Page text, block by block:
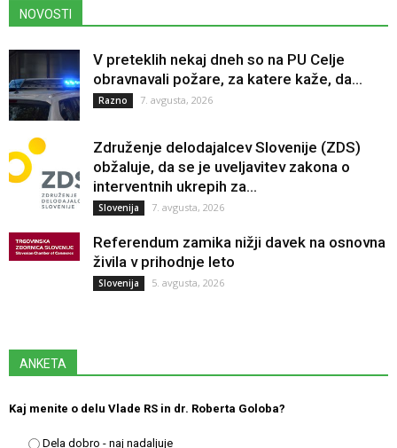
NOVOSTI
V preteklih nekaj dneh so na PU Celje
obravnavali požare, za katere kaže, da...
Razno 7. avgusta, 2026
Združenje delodajalcev Slovenije (ZDS)
obžaluje, da se je uveljavitev zakona o
interventnih ukrepih za...
Slovenija 7. avgusta, 2026
Referendum zamika nižji davek na osnovna
živila v prihodnje leto
Slovenija 5. avgusta, 2026
ANKETA
Kaj menite o delu Vlade RS in dr. Roberta Goloba?
Dela dobro - naj nadaljuje